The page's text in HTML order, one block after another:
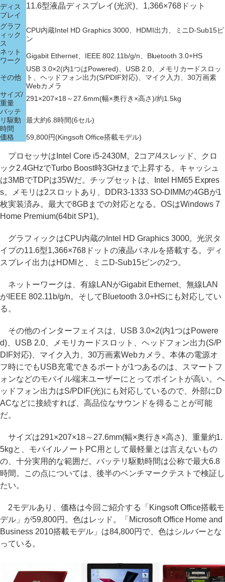
ディス
プレイ
11.6型液晶ディスプレイ(光沢)、1,366×768ドット
グラフ
ィック
ス
CPU内蔵Intel HD Graphics 3000、HDMI出力、ミニD-Sub15ピ
ン
ネット
ワーク
Gigabit Ethernet、IEEE 802.11b/g/n、Bluetooth 3.0+HS
その他
USB 3.0×2(内1つはPowered)、USB 2.0、メモリカードスロッ
ト、ヘッドフォン出力(S/PDIF対応)、マイク入力、30万画素
Webカメラ
サイズ/
重量
291×207×18～27.6mm(幅×奥行き×高さ)/約1.5kg
バッテ
リ駆動
時間
最大約6.8時間(6セル)
価格 59,800円(Kingsoft Office搭載モデル)
プロセッサはIntel Core i5-2430M。2コア/4スレッド、クロ
ック2.4GHzでTurbo Boost時3GHzまで上昇する。キャッシュ
は3MBでTDPは35Wだ。チップセットは、Intel HM65 Expres
s。メモリは2スロットあり、DDR3-1333 SO-DIMMの4GBが1
枚実装済み。最大で8GBまでの対応となる。OSはWindows 7
Home Premium(64bit SP1)。
グラフィックはCPU内蔵のIntel HD Graphics 3000。光沢タ
イプの11.6型1,366×768ドットの液晶パネルを搭載する。ディ
スプレイ出力はHDMIと、ミニD-Sub15ピンの2つ。
ネットーワークは、有線LANがGigabit Ethernet、無線LAN
がIEEE 802.11b/g/n。そしてBluetooth 3.0+HSにも対応してい
る。
その他のインターフェイスは、USB 3.0×2(内1つはPowere
d)、USB 2.0、メモリカードスロット、ヘッドフォン出力(S/P
DIF対応)、マイク入力、30万画素Webカメラ。本体の電源オ
フ時にでもUSB充電できるポートが1つあるのは、スマートフ
ォンなどのモバイル端末ユーザーにとってポイントが高い。ヘ
ッドフォン出力はS/PDIF(光)にも対応しているので、外部にD
ACなどに接続すれば、高品位なサウンドを得ることが可能
だ。
サイズは291×207×18～27.6mm(幅×奥行き×高さ)、重量約1.
5kgと、モバイルノートPC用として最軽量とは言えないもの
の、十分実用的な範囲だ。バッテリ駆動時間は公称で最大6.8
時間。この点については、後半のベンチマークテストで検証し
たい。
2モデルあり、価格は今回ご紹介する「Kingsoft Office搭載モ
デル」が59,800円。色はレッド。「Microsoft Office Home and
Business 2010搭載モデル」は84,800円で、色はシルバーとな
っている。